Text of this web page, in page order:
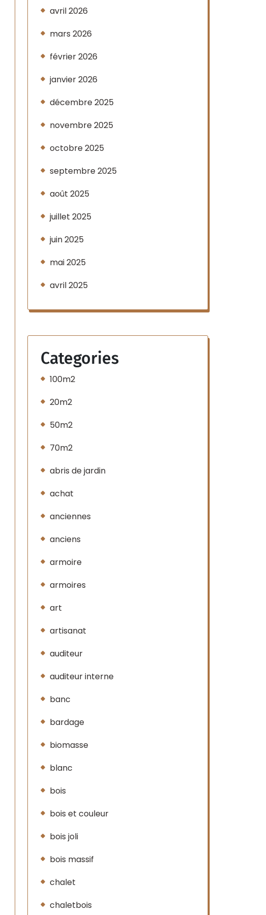
avril 2026
mars 2026
février 2026
janvier 2026
décembre 2025
novembre 2025
octobre 2025
septembre 2025
août 2025
juillet 2025
juin 2025
mai 2025
avril 2025
Categories
100m2
20m2
50m2
70m2
abris de jardin
achat
anciennes
anciens
armoire
armoires
art
artisanat
auditeur
auditeur interne
banc
bardage
biomasse
blanc
bois
bois et couleur
bois joli
bois massif
chalet
chaletbois